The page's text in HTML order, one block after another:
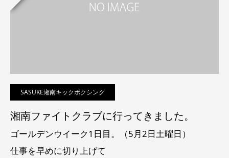
SASUKE湘南キックボクシング
湘南ファイトクラブに行ってきました。
ゴールデンウイーク1日目。（5月2日土曜日）
仕事を早めに切り上げて